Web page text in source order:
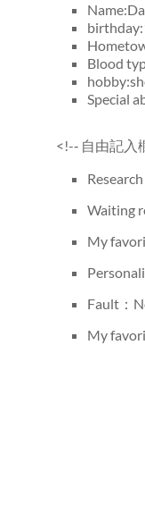
Blood
Special
<!-­‐ 自由記入
Waiting
My
Fault：
My